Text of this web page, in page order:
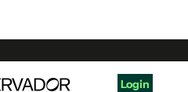
Login